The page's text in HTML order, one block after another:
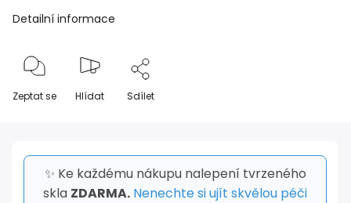
Detailní informace
Zeptat se Hlídat Sdílet
✨ Ke každému nákupu nalepení tvrzeného
skla ZDARMA. Nenechte si ujít skvělou péči